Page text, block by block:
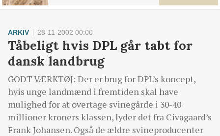
ARKIV 28-11-2002 00:00
Tåbeligt hvis DPL går tabt for
dansk landbrug
GODT VÆRKTØJ: Der er brug for DPL’s koncept,
hvis unge landmænd i fremtiden skal have
mulighed for at overtage svinegårde i 30-40
millioner kroners klassen, lyder det fra Civagaard’s
Frank Johansen. Også de ældre svineproducenter